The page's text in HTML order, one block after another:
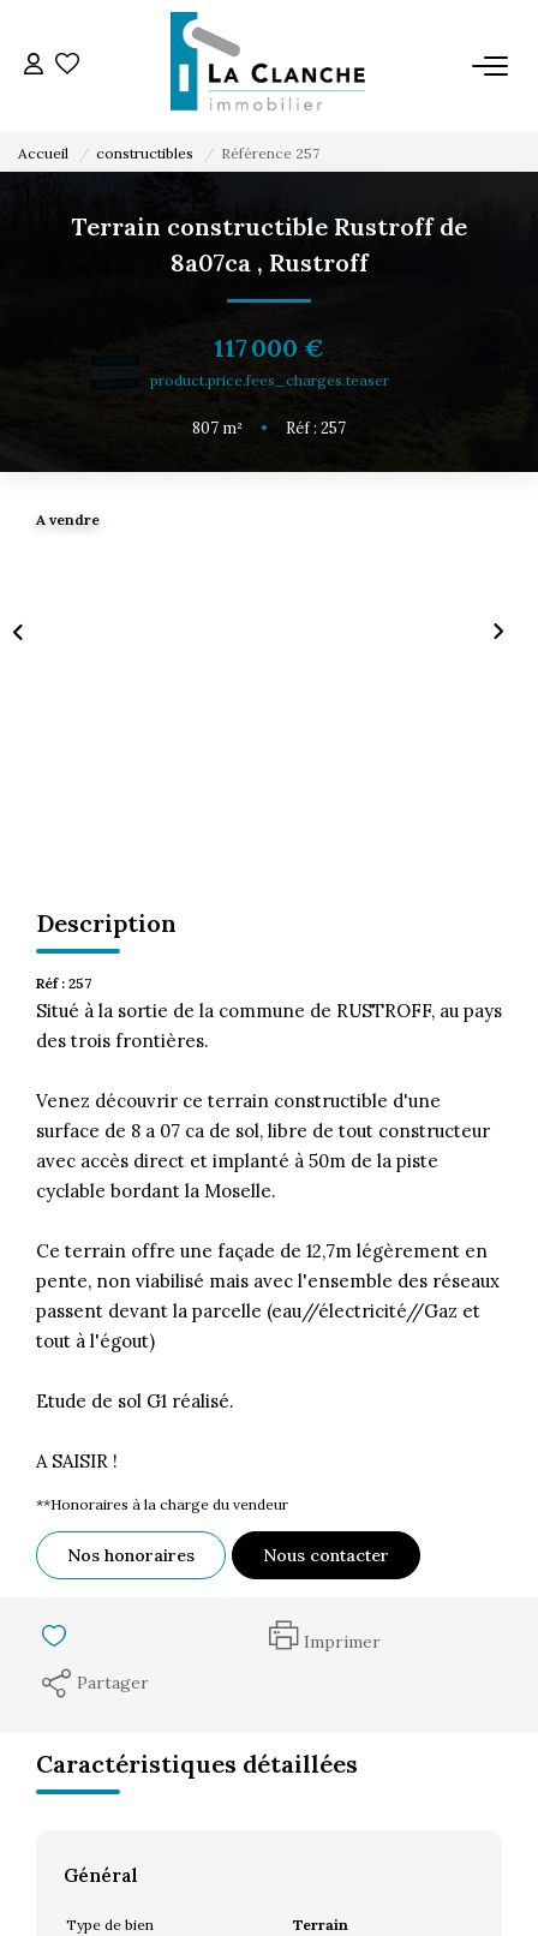
L'AGENCE
VENTE
LOCATION
SERVICE LOCATION
Accueil constructibles Référence 257
Terrain constructible Rustroff de
8a07ca , Rustroff
117 000 €
product.price.fees_charges.teaser
807 m² • Réf : 257
A vendre
Description
Réf : 257
Situé à la sortie de la commune de RUSTROFF, au pays
des trois frontières.
Venez découvrir ce terrain constructible d'une
surface de 8 a 07 ca de sol, libre de tout constructeur
avec accès direct et implanté à 50m de la piste
cyclable bordant la Moselle.
Ce terrain offre une façade de 12,7m légèrement en
pente, non viabilisé mais avec l'ensemble des réseaux
passent devant la parcelle (eau//électricité//Gaz et
tout à l'égout)
Etude de sol G1 réalisé.
A SAISIR !
**Honoraires à la charge du vendeur
Nos honoraires Nous contacter
Imprimer
Partager
Caractéristiques détaillées
Général
Type de bien
Terrain